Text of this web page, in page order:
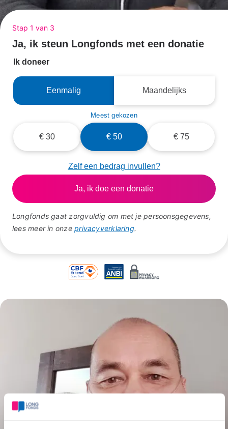
Stap 1 van 3
Ja, ik steun Longfonds met een donatie
Ik doneer
Eenmalig Maandelijks
€ 30
Meest gekozen
€ 50 € 75
Zelf een bedrag invullen?
Ja, ik doe een donatie
Longfonds gaat zorgvuldig om met je persoonsgegevens,
lees meer in onzeprivacyverklaring.